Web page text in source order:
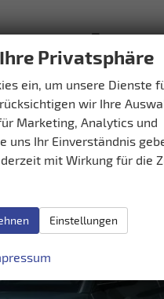
Kraftstoff Diesel
PS) Kilometerstand 153.800 km
Details
Privatsphäre
ein, um unsere Dienste
wir Ihre
Marketing, Analytics und
uns Ihr Einverständnis
mit Wirkung für die
Einstellungen